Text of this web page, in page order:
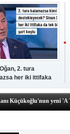
2. tura
her iki ittifaka
şartını sundu
Ali Öğdük,
Küçükoğlu'nun yeni 'A
Tarihi günde, tarihi
Zafer Tarıkdaroğlu,